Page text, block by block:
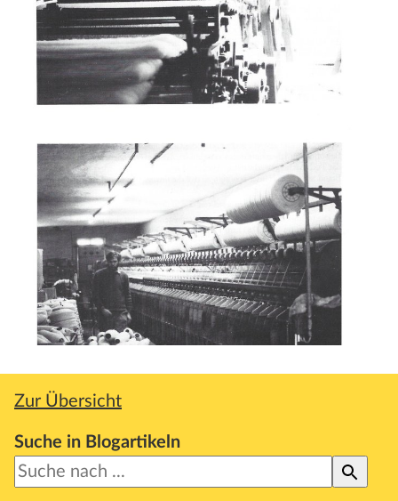
Zur Übersicht
Suche in Blogartikeln